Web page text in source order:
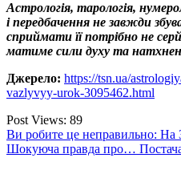
Астрологія, тарологія,
і передбачення не завжди
сприймати її потрібно не
матиме сили духу та
Джерело: https://tsn.ua/
vazlyvyy-urok-3095462.html
Post Views: 89
Навігація
записів
Ви робите це неправильно: На
Шокуюча правда про…